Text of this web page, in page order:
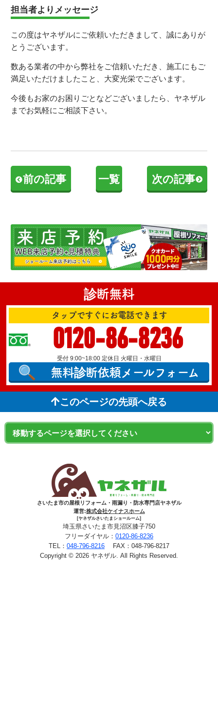
担当者よりメッセージ
この度はヤネザルにご依頼いただきまして、誠にありが
とうございます。
数ある業者の中から弊社をご信頼いただき、施工にもご
満足いただけましたこと、大変光栄でございます。
今後もお家のお困りごとなどございましたら、ヤネザル
までお気軽にご相談下さい。
前の記事 一覧 次の記事
診断無料
タップですぐにお電話できます
0120-86-8236
受付 9:00~18:00 定休日 火曜日・水曜日
無料診断依頼メールフォーム
このページの先頭へ戻る
さいたま市の屋根リフォーム・雨漏り・防水専門店ヤネザル
運営:株式会社ケイナスホーム
[ヤネザルさいたまショールーム]
埼玉県さいたま市見沼区膝子750
フリーダイヤル： 0120-86-8236
TEL： 048-796-8216 FAX：048-796-8217
Copyright © 2026 ヤネザル. All Rights Reserved.